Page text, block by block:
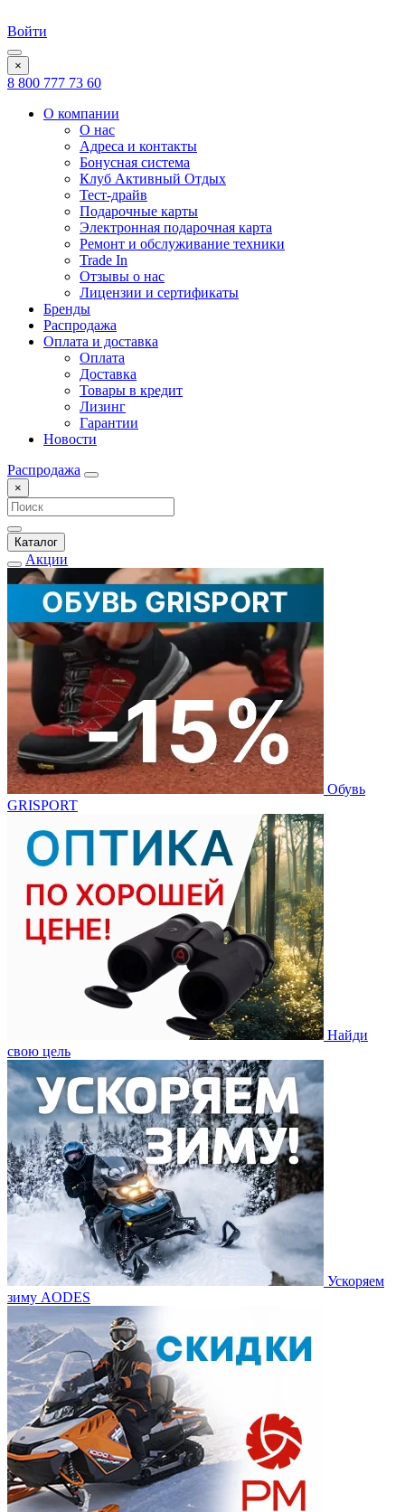
Войти
×
8 800 777 73 60
О компании
О нас
Адреса и контакты
Бонусная система
Клуб Активный Отдых
Тест-драйв
Подарочные карты
Электронная подарочная карта
Ремонт и обслуживание техники
Trade In
Отзывы о нас
Лицензии и сертификаты
Бренды
Распродажа
Оплата и доставка
Оплата
Доставка
Товары в кредит
Лизинг
Гарантии
Новости
Распродажа
×
Каталог
Акции
Обувь
GRISPORT
Найди
свою цель
Ускоряем
зиму AODES